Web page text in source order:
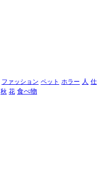
ファッション ペット ホラー 人 仕
秋 花 食べ物